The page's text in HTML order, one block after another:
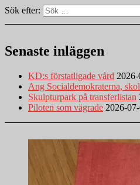
Sök efter:
Senaste inläggen
KD:s förstatligade vård
Ang Socialdemokraterna,
Skulpturpark på transferlistan
Piloten som vägrade 2026-